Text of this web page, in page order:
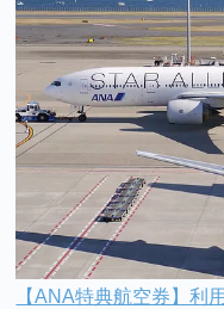
【ANA特典航空券】利